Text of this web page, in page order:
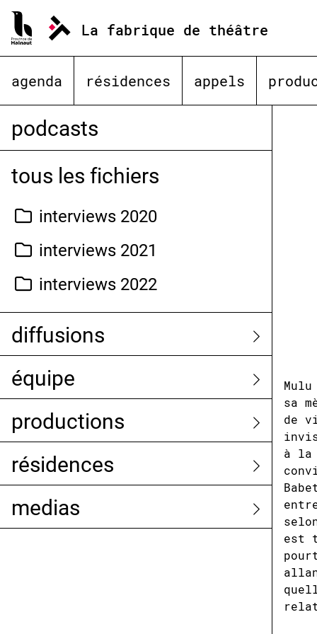
contenu
La fabrique de théâtre
agenda résidences appels
podcasts
tous les fichiers
interviews 2020
interviews 2021
interviews 2022
diffusions
équipe
productions
résidences
medias
sa
de
à la
est